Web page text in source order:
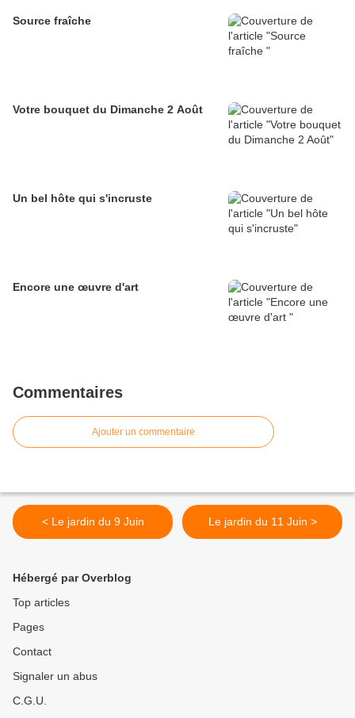
Source fraîche
Votre bouquet du Dimanche 2 Août
Un bel hôte qui s'incruste
Encore une œuvre d'art
Commentaires
Ajouter un commentaire
< Le jardin du 9 Juin Le jardin du 11 Juin >
Hébergé par Overblog
Top articles
Pages
Contact
Signaler un abus
C.G.U.